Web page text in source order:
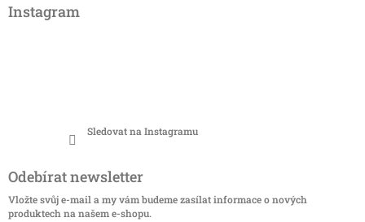
Instagram
Sledovat na Instagramu
Odebírat newsletter
Vložte svůj e-mail a my vám budeme zasílat informace o nových
produktech na našem e-shopu.